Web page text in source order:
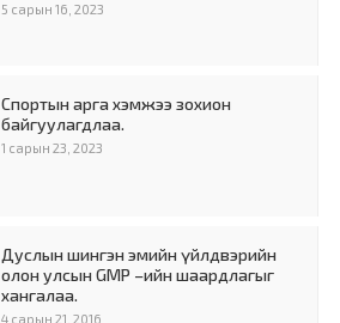
5 сарын 16, 2023
Спортын арга хэмжээ зохион
байгуулагдлаа.
1 сарын 23, 2023
Дуслын шингэн эмийн үйлдвэрийн
олон улсын GMP –ийн шаардлагыг
хангалаа.
4 сарын 21, 2016